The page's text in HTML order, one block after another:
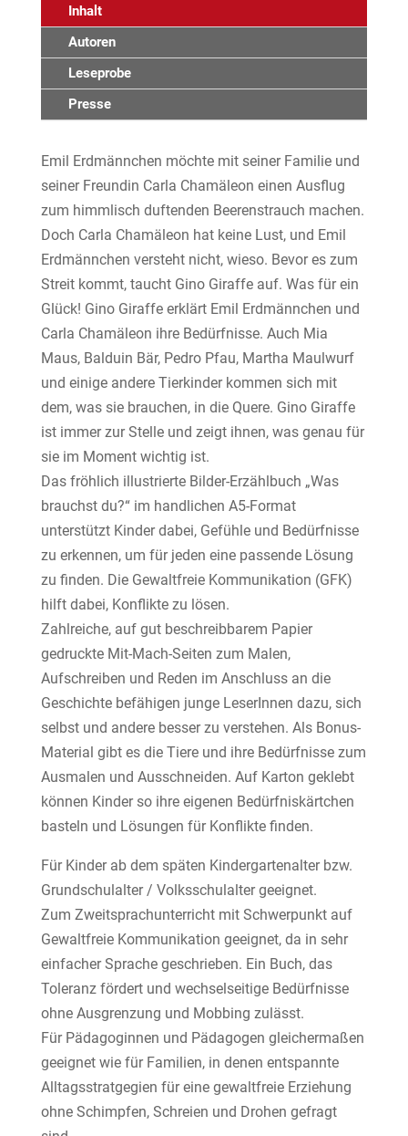
Inhalt
Autoren
Leseprobe
Presse
Emil Erdmännchen möchte mit seiner Familie und
seiner Freundin Carla Chamäleon einen Ausflug
zum himmlisch duftenden Beerenstrauch machen.
Doch Carla Chamäleon hat keine Lust, und Emil
Erdmännchen versteht nicht, wieso. Bevor es zum
Streit kommt, taucht Gino Giraffe auf. Was für ein
Glück! Gino Giraffe erklärt Emil Erdmännchen und
Carla Chamäleon ihre Bedürfnisse. Auch Mia
Maus, Balduin Bär, Pedro Pfau, Martha Maulwurf
und einige andere Tierkinder kommen sich mit
dem, was sie brauchen, in die Quere. Gino Giraffe
ist immer zur Stelle und zeigt ihnen, was genau für
sie im Moment wichtig ist.
Das fröhlich illustrierte Bilder-Erzählbuch „Was
brauchst du?“ im handlichen A5-Format
unterstützt Kinder dabei, Gefühle und Bedürfnisse
zu erkennen, um für jeden eine passende Lösung
zu finden. Die Gewaltfreie Kommunikation (GFK)
hilft dabei, Konflikte zu lösen.
Zahlreiche, auf gut beschreibbarem Papier
gedruckte Mit-Mach-Seiten zum Malen,
Aufschreiben und Reden im Anschluss an die
Geschichte befähigen junge LeserInnen dazu, sich
selbst und andere besser zu verstehen. Als Bonus-
Material gibt es die Tiere und ihre Bedürfnisse zum
Ausmalen und Ausschneiden. Auf Karton geklebt
können Kinder so ihre eigenen Bedürfniskärtchen
basteln und Lösungen für Konflikte finden.
Für Kinder ab dem späten Kindergartenalter bzw.
Grundschulalter / Volksschulalter geeignet.
Zum Zweitsprachunterricht mit Schwerpunkt auf
Gewaltfreie Kommunikation geeignet, da in sehr
einfacher Sprache geschrieben. Ein Buch, das
Toleranz fördert und wechselseitige Bedürfnisse
ohne Ausgrenzung und Mobbing zulässt.
Für Pädagoginnen und Pädagogen gleichermaßen
geeignet wie für Familien, in denen entspannte
Alltagsstratgegien für eine gewaltfreie Erziehung
ohne Schimpfen, Schreien und Drohen gefragt